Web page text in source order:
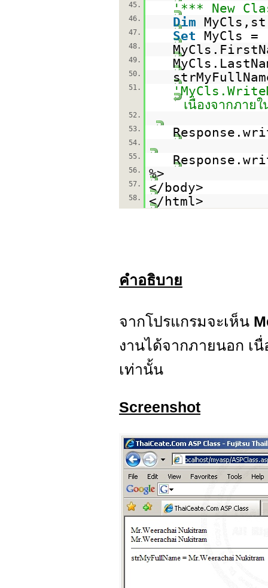
45.
'*** New
46. Dim
47. Set MyCls
48.
49.
50.
51.
เนื่องจากภ
52.
53.
54.
55.
56. %>
57. </body>
58. </html>
คำอธิบาย
จากโปรแกรมจะเห็น
งานได้จากภายนอก เ
เท่านั้น
Screenshot